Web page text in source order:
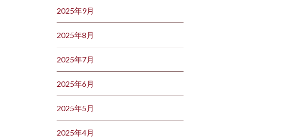
2025年9月
2025年8月
2025年7月
2025年6月
2025年5月
2025年4月